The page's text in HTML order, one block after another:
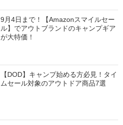
9月4日まで！【Amazonスマイルセー
ル】でアウトブランドのキャンプギア
が大特価！
【DOD】キャンプ始める方必見！タイ
ムセール対象のアウトドア商品7選